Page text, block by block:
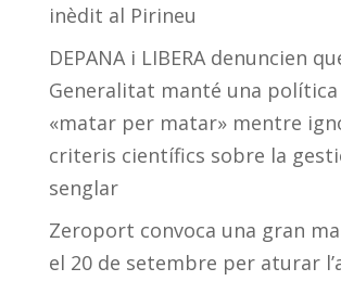
inèdit al Pirineu
DEPANA i LIBERA denuncien
Generalitat manté una política
«matar per matar» mentre
criteris científics sobre la
senglar
Zeroport convoca una gran
el 20 de setembre per aturar